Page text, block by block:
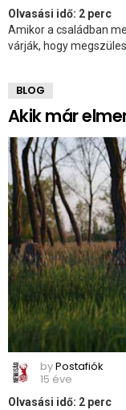
Olvasási idő: 2 perc
Amikor a családban
várják, hogy
BLOG
Akik már
byPostafiók
15 éve
Olvasási idő: 2 perc